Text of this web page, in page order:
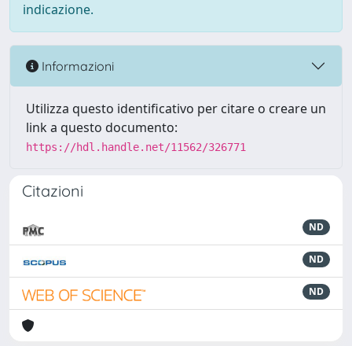
indicazione.
Informazioni
Utilizza questo identificativo per citare o creare un
link a questo documento:
https://hdl.handle.net/11562/326771
Citazioni
ND
ND
ND